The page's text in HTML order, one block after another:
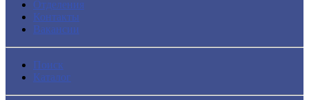
Отделения
Контакты
Вакансии
Поиск
Каталог